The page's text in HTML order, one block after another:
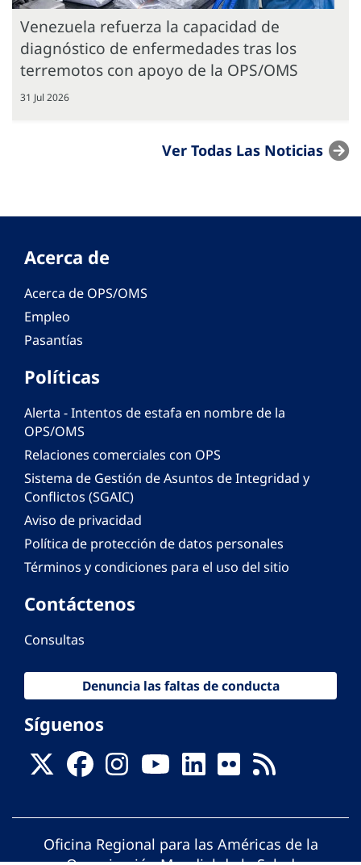
Venezuela refuerza la capacidad de
diagnóstico de enfermedades tras los
terremotos con apoyo de la OPS/OMS
31 Jul 2026
Ver Todas Las Noticias
Acerca de
Acerca de OPS/OMS
Empleo
Pasantías
Políticas
Alerta - Intentos de estafa en nombre de la
OPS/OMS
Relaciones comerciales con OPS
Sistema de Gestión de Asuntos de Integridad y
Conflictos (SGAIC)
Aviso de privacidad
Política de protección de datos personales
Términos y condiciones para el uso del sitio
Contáctenos
Consultas
Denuncia las faltas de conducta
Síguenos
Oficina Regional para las Américas de la